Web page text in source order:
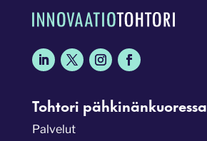
Tohtori pähkinänkuoressa
Palvelut